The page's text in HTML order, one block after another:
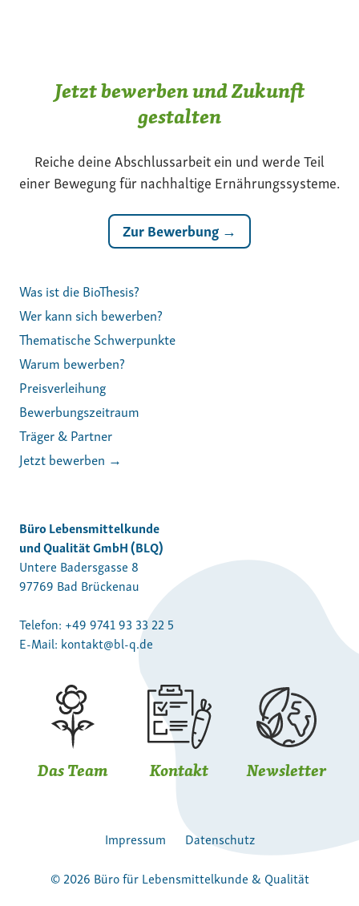
Jetzt bewerben und Zukunft
gestalten
Reiche deine Abschlussarbeit ein und werde Teil
einer Bewegung für nachhaltige Ernährungssysteme.
Zur Bewerbung →
Was ist die BioThesis?
Wer kann sich bewerben?
Thematische Schwerpunkte
Warum bewerben?
Preisverleihung
Bewerbungszeitraum
Träger & Partner
Jetzt bewerben →
Büro Lebensmittelkunde
und Qualität GmbH (BLQ)
Untere Badersgasse 8
97769 Bad Brückenau
Telefon: +49 9741 93 33 22 5
E-Mail: kontakt@bl-q.de
Das Team Kontakt Newsletter
Impressum
Datenschutz
© 2026 Büro für Lebensmittelkunde & Qualität